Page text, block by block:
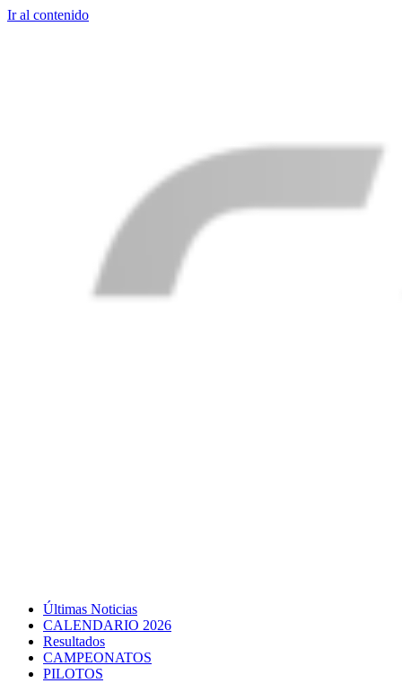
Ir al contenido
Últimas Noticias
CALENDARIO 2026
Resultados
CAMPEONATOS
PILOTOS